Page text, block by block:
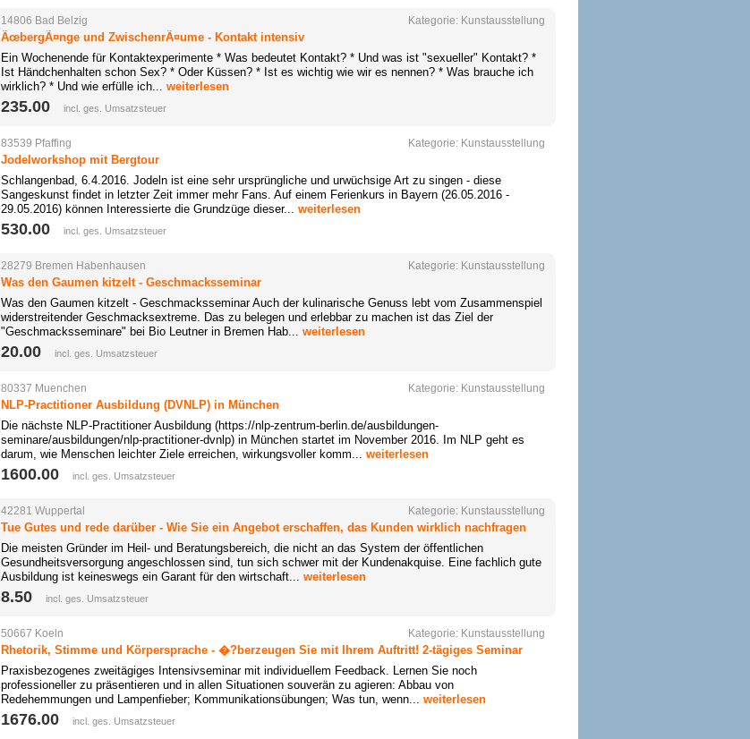
14806 Bad Belzig Kategorie: Kunstausstellung
ÃœbergÃ¤nge und ZwischenrÃ¤ume - Kontakt intensiv
Ein Wochenende für Kontaktexperimente * Was bedeutet Kontakt? * Und was ist "sexueller" Kontakt? *
Ist Händchenhalten schon Sex? * Oder Küssen? * Ist es wichtig wie wir es nennen? * Was brauche ich
wirklich? * Und wie erfülle ich... weiterlesen
235.00  incl. ges. Umsatzsteuer
83539 Pfaffing Kategorie: Kunstausstellung
Jodelworkshop mit Bergtour
Schlangenbad, 6.4.2016. Jodeln ist eine sehr ursprüngliche und urwüchsige Art zu singen - diese
Sangeskunst findet in letzter Zeit immer mehr Fans. Auf einem Ferienkurs in Bayern (26.05.2016 -
29.05.2016) können Interessierte die Grundzüge dieser... weiterlesen
530.00  incl. ges. Umsatzsteuer
28279 Bremen Habenhausen Kategorie: Kunstausstellung
Was den Gaumen kitzelt - Geschmacksseminar
Was den Gaumen kitzelt - Geschmacksseminar Auch der kulinarische Genuss lebt vom Zusammenspiel
widerstreitender Geschmacksextreme. Das zu belegen und erlebbar zu machen ist das Ziel der
"Geschmacksseminare" bei Bio Leutner in Bremen Hab... weiterlesen
20.00  incl. ges. Umsatzsteuer
80337 Muenchen Kategorie: Kunstausstellung
NLP-Practitioner Ausbildung (DVNLP) in München
Die nächste NLP-Practitioner Ausbildung (https://nlp-zentrum-berlin.de/ausbildungen-
seminare/ausbildungen/nlp-practitioner-dvnlp) in München startet im November 2016. Im NLP geht es
darum, wie Menschen leichter Ziele erreichen, wirkungsvoller komm... weiterlesen
1600.00  incl. ges. Umsatzsteuer
42281 Wuppertal Kategorie: Kunstausstellung
Tue Gutes und rede darüber - Wie Sie ein Angebot erschaffen, das Kunden wirklich nachfragen
Die meisten Gründer im Heil- und Beratungsbereich, die nicht an das System der öffentlichen
Gesundheitsversorgung angeschlossen sind, tun sich schwer mit der Kundenakquise. Eine fachlich gute
Ausbildung ist keineswegs ein Garant für den wirtschaft... weiterlesen
8.50  incl. ges. Umsatzsteuer
50667 Koeln Kategorie: Kunstausstellung
Rhetorik, Stimme und Körpersprache - �?berzeugen Sie mit Ihrem Auftritt! 2-tägiges Seminar
Praxisbezogenes zweitägiges Intensivseminar mit individuellem Feedback. Lernen Sie noch
professioneller zu präsentieren und in allen Situationen souverän zu agieren: Abbau von
Redehemmungen und Lampenfieber; Kommunikationsübungen; Was tun, wenn... weiterlesen
1676.00  incl. ges. Umsatzsteuer